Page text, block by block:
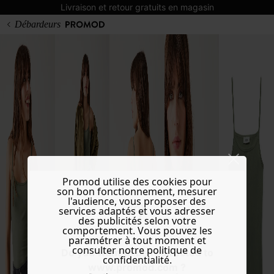
Livraison et retour gratuits en magasin
Do you want to be redirected to
www.promod.com ?
Débardeurs
Promod utilise des cookies pour
son bon fonctionnement, mesurer
l'audience, vous proposer des
services adaptés et vous adresser
des publicités selon votre
comportement. Vous pouvez les
paramétrer à tout moment et
consulter notre politique de
confidentialité.